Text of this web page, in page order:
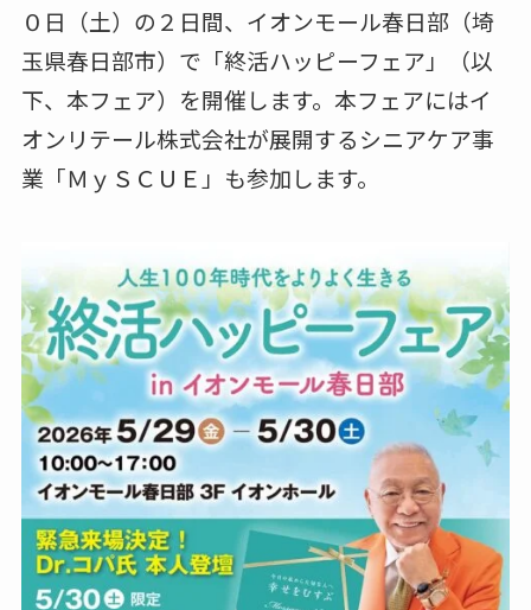
０日（土）の２日間、イオンモール春日部（埼
玉県春日部市）で「終活ハッピーフェア」（以
下、本フェア）を開催します。本フェアにはイ
オンリテール株式会社が展開するシニアケア事
業「ＭｙＳＣＵＥ」も参加します。